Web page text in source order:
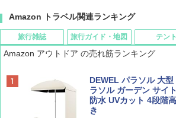
Amazon トラベル関連ランキング
旅行雑誌
BE-PAL(ビ-パル)
SOTO ミニマル"旅"財
￥1,500
旅行ガイド・地図
地球の歩き方 スター
￥2,695
テント
[キャンパーズコレク
プテント 傘みたいに
ッとサンシェード キ
ッシュ 簡単設置 ワン
Amazon アウトドア の売れ筋ランキング
DEWEL パラソル 大
ラソル ガーデン サイ
防水 UVカット 4段階
き